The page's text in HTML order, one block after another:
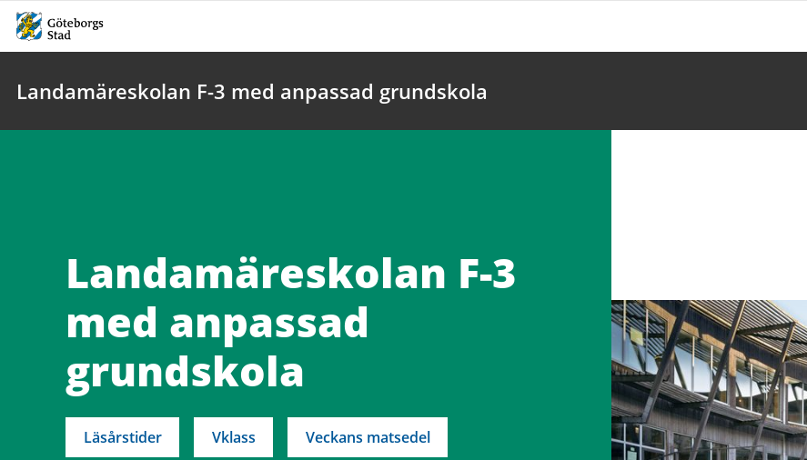
Landamäreskolan F-3 med anpassad grundskola
Landamäreskolan F-3
med anpassad
grundskola
Läsårstider Vklass Veckans matsedel